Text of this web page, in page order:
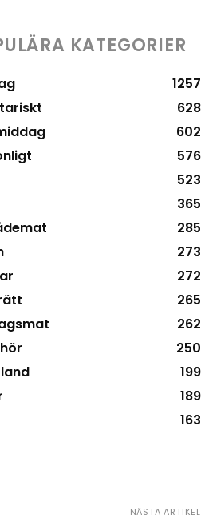
KATEGORIER
1257
628
602
576
523
365
285
273
272
265
262
250
199
189
163
NÄSTA ARTIKEL